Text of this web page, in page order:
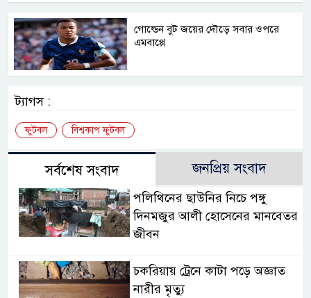
গোল্ডেন বুট জয়ের দৌড়ে সবার ওপরে
এমবাপ্পে
ট্যাগস :
ফুটবল বিশ্বকাপ ফুটবল
সর্বশেষ সংবাদ জনপ্রিয় সংবাদ
পলিথিনের ছাউনির নিচে পঙ্গু
দিনমজুর আলী হোসেনের মানবেতর
জীবন
চকরিয়ায় ট্রেনে কাটা পড়ে অজ্ঞাত
নারীর মৃত্যু